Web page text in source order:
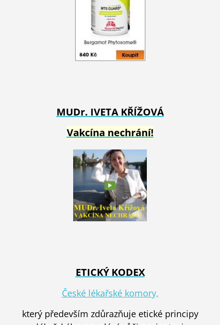
MUDr. IVETA KŘÍŽOVÁ
Vakcína nechrání!
ETICKÝ KODEX
České lékařské komory,
který především zdůrazňuje etické principy